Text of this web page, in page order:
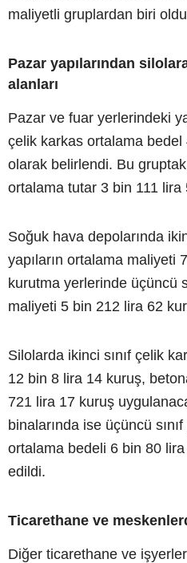
maliyetli gruplardan biri
Pazar yapılarından
alanları
Pazar ve fuar yerlerindeki
çelik karkas ortalama
olarak belirlendi. Bu
ortalama tutar 3 bin 111 lira
Soğuk hava depolarında
yapıların ortalama maliyeti
kurutma yerlerinde üçüncü
maliyeti 5 bin 212 lira 62
Silolarda ikinci sınıf çelik
12 bin 8 lira 14 kuruş,
721 lira 17 kuruş
binalarında ise üçüncü
ortalama bedeli 6 bin 80
edildi.
Ticarethane ve
Diğer ticarethane ve